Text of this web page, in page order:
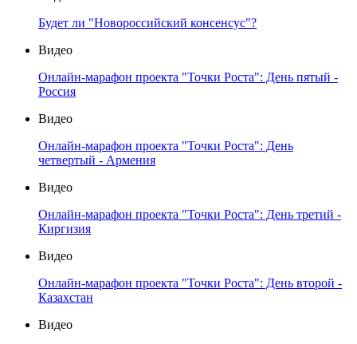
Будет ли "Новороссийский консенсус"?
Видео
Онлайн-марафон проекта "Точки Роста": День пятый -
Россия
Видео
Онлайн-марафон проекта "Точки Роста": День
четвертый - Армения
Видео
Онлайн-марафон проекта "Точки Роста": День третий -
Киргизия
Видео
Онлайн-марафон проекта "Точки Роста": День второй -
Казахстан
Видео